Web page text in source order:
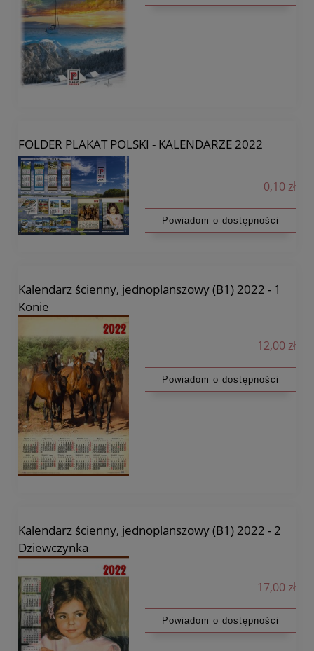
FOLDER PLAKAT POLSKI - KALENDARZE 2022
0,10 zł
Powiadom o dostępności
Kalendarz ścienny, jednoplanszowy (B1) 2022 - 1
Konie
12,00 zł
Powiadom o dostępności
Kalendarz ścienny, jednoplanszowy (B1) 2022 - 2
Dziewczynka
17,00 zł
Powiadom o dostępności